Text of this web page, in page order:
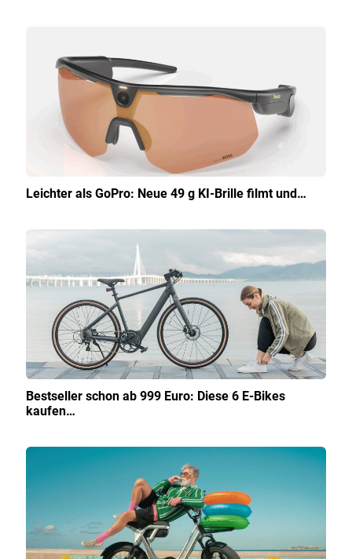
Leichter als GoPro: Neue 49 g KI-Brille filmt und…
Bestseller schon ab 999 Euro: Diese 6 E-Bikes
kaufen…